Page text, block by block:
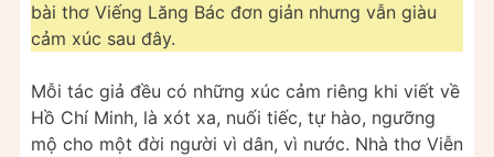
bài thơ Viếng Lăng Bác đơn giản nhưng vẫn giàu
cảm xúc sau đây.
Mỗi tác giả đều có những xúc cảm riêng khi viết về
Hồ Chí Minh, là xót xa, nuối tiếc, tự hào, ngưỡng
mộ cho một đời người vì dân, vì nước. Nhà thơ Viễn